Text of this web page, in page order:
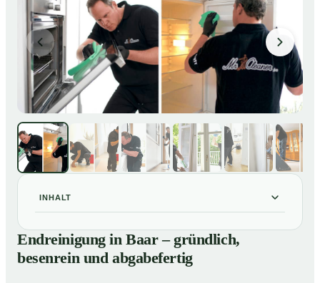
INHALT
01 Endreinigung in Baar – gründlich, besenrein und
abgabefertig
Unsere Leistungen im Überblick
Endreinigung in Baar – gründlich,
besenrein und abgabefertig